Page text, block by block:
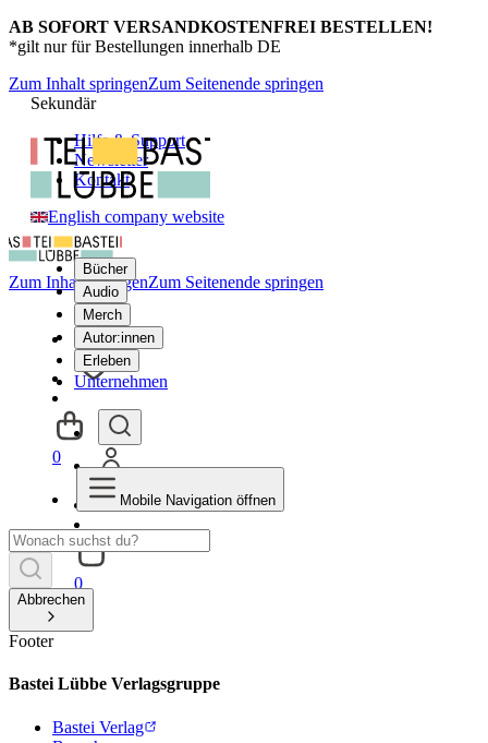
AB SOFORT VERSANDKOSTENFREI BESTELLEN!
*gilt nur für Bestellungen innerhalb DE
Zum Inhalt springenZum Seitenende springen
Sekundär
Hilfe & Support
Newsletter
Kontakt
English company website
Bücher
Audio
Merch
Autor:innen
Erleben
Unternehmen
0
Zum Inhalt springenZum Seitenende springen
0
Mobile Navigation öffnen
Abbrechen
Footer
Bastei Lübbe Verlagsgruppe
Bastei Verlag